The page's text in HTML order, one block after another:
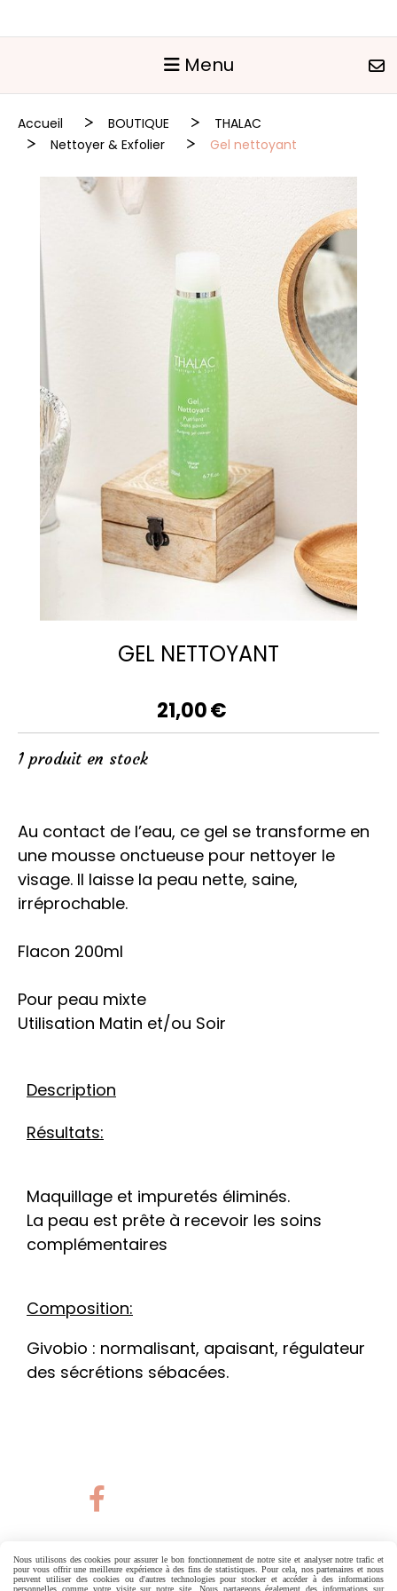
Menu
Accueil BOUTIQUE
THALAC
Nettoyer & Exfolier
Gel nettoyant
GEL NETTOYANT
21,00€
1 produit en stock
Au contact de l’eau, ce gel se transforme en
une mousse onctueuse pour nettoyer le
visage. Il laisse la peau nette, saine,
irréprochable.
Flacon 200ml
Pour peau mixte
Utilisation Matin et/ou Soir
Description
Résultats:
Maquillage et impuretés éliminés.
La peau est prête à recevoir les soins
complémentaires
Composition:
Givobio : normalisant, apaisant, régulateur
des sécrétions sébacées.

Nous utilisons des cookies pour assurer le bon fonctionnement de notre site et analyser notre trafic et
pour vous offrir une meilleure expérience à des fins de statistiques. Pour cela, nos partenaires et nous
peuvent utiliser des cookies ou d'autres technologies pour stocker et accéder à des informations
personnelles comme votre visite sur notre site. Nous partageons également des informations sur